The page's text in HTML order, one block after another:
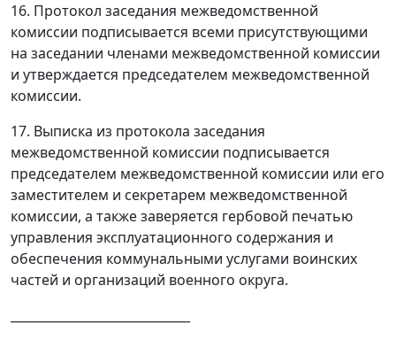
16. Протокол заседания межведомственной
комиссии подписывается всеми присутствующими
на заседании членами межведомственной комиссии
и утверждается председателем межведомственной
комиссии.
17. Выписка из протокола заседания
межведомственной комиссии подписывается
председателем межведомственной комиссии или его
заместителем и секретарем межведомственной
комиссии, а также заверяется гербовой печатью
управления эксплуатационного содержания и
обеспечения коммунальными услугами воинских
частей и организаций военного округа.